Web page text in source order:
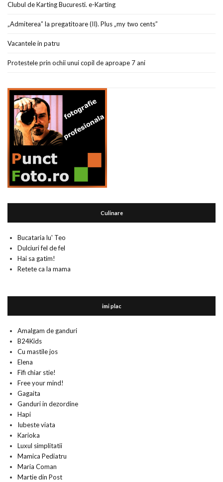
Clubul de Karting Bucuresti. e-Karting
„Admiterea” la pregatitoare (II). Plus „my two cents”
Vacantele in patru
Protestele prin ochii unui copil de aproape 7 ani
Culinare
Bucataria lu' Teo
Dulciuri fel de fel
Hai sa gatim!
Retete ca la mama
imi plac
Amalgam de ganduri
B24Kids
Cu mastile jos
Elena
Fifi chiar stie!
Free your mind!
Gagaita
Ganduri in dezordine
Hapi
Iubeste viata
Karioka
Luxul simplitatii
Mamica Pediatru
Maria Coman
Martie din Post